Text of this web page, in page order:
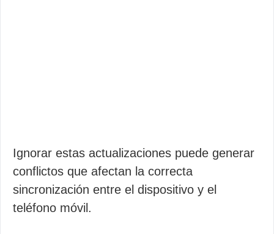
Ignorar estas actualizaciones puede generar
conflictos que afectan la correcta
sincronización entre el dispositivo y el
teléfono móvil.